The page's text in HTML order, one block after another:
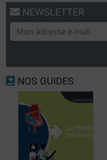
NEWSLETTER
NOS GUIDES